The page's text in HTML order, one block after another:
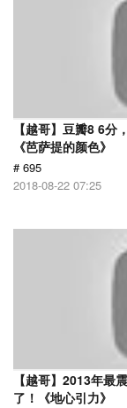
【越哥】豆瓣8 6分
《芭萨提的颜色》
# 695
2018-08-22 07:25
【越哥】2013年最
了！《地心引力》